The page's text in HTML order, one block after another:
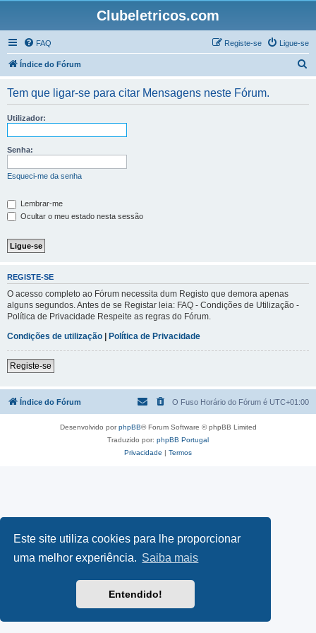
Este site utiliza cookies para lhe proporcionar
uma melhor experiência. Saiba mais
Entendido!
Clubeletricos.com
FAQ Ligue-se
Registe-se
Índice do Fórum
Tem que ligar-se para citar Mensagens neste Fórum.
Utilizador:
Senha:
Esqueci-me da senha
Lembrar-me
Ocultar o meu estado nesta sessão
REGISTE-SE
O acesso completo ao Fórum necessita dum Registo que demora apenas
alguns segundos. Antes de se Registar leia: FAQ - Condições de Utilização -
Política de Privacidade Respeite as regras do Fórum.
Condições de utilização | Política de Privacidade
Registe-se
Índice do Fórum O Fuso Horário do Fórum é UTC+01:00
Desenvolvido porphpBB® Forum Software © phpBB Limited
Traduzido por: phpBB Portugal
Privacidade | Termos